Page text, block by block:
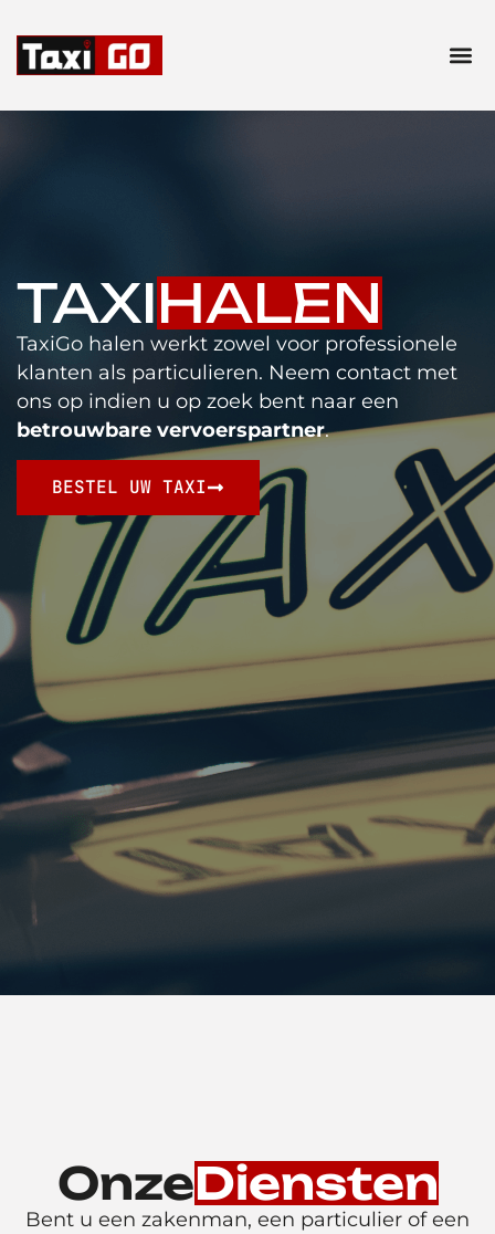
TAXIHALEN
TaxiGo halen werkt zowel voor professionele
klanten als particulieren. Neem contact met
ons op indien u op zoek bent naar een
betrouwbare vervoerspartner.
BESTEL UW TAXI
OnzeDiensten
Bent u een zakenman, een particulier of een